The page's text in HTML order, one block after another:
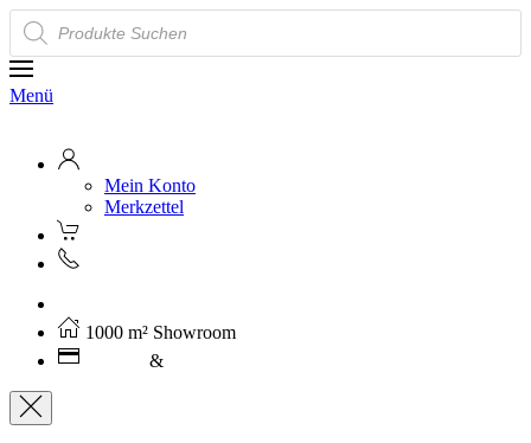
Products
search
Menü
Mein Konto
Merkzettel
1000 m² Showroom
&